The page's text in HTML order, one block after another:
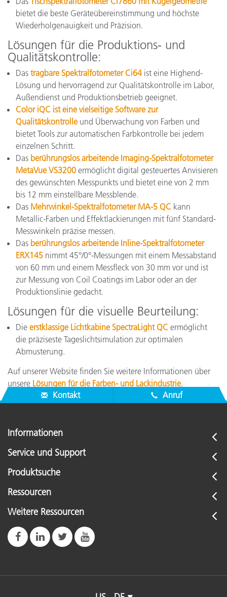
bietet die beste Geräteübereinstimmung und höchste
Wiederholgenauigkeit und Präzision.
Lösungen für die Produktions- und
Qualitätskontrolle:
Das tragbare Spektralfotometer Ci64ist eine Highend-
Lösung und hervorragend zur Qualitätskontrolle im Labor,
Außendienst und Produktionsbetrieb geeignet.
Color iQC ist eine vielseitige Software zur
Qualitätskontrolle und Überwachung von Farben und
bietet Tools zur automatischen Farbkontrolle bei jedem
einzelnen Schritt.
Das berührungslos arbeitende Imaging-Spektralfotometer
MetaVue VS3200 ermöglicht digital gesteuertes Anvisieren
des gewünschten Messpunkts und bietet eine von 2 mm
bis 12 mm einstellbare Messblende.
Das Mehrwinkel-Spektralfotometer MA-5 QC kann
Metallic-Farben und Effektlackierungen mit fünf Standard-
Messwinkeln präzise messen.
Das berührungslos arbeitende Inline-Spektralfotometer
ERX145 nimmt 45°/0°-Messungen mit einem Messabstand
von 60 mm und einem Messfleck von 30 mm vor und ist
zur Messung von Coil Coatings im Labor oder an der
Produktionslinie gedacht.
Lösungen für die visuelle Beurteilung:
Die erstklassige Lichtkabine SpectraLight QC ermöglicht
die präziseste Tageslichtsimulation zur optimalen
Abmusterung.
Auf unserer Website finden Sie weitere Informationen über
unsere Lösungen für die Farben- und Lackindustrie.
Kontakt
Anruf
Informationen
Service und Support
Produktsuche
Ressourcen
Weitere Ressourcen